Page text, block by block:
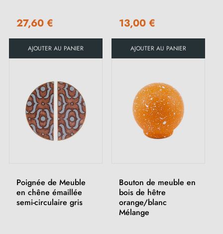
27,60 €
AJOUTER AU PANIER
13,00 €
AJOUTER AU PANIER
Poignée de Meuble
en chêne émaillée
semi-circulaire gris
Bouton de meuble en
bois de hêtre
orange/blanc
Mélange